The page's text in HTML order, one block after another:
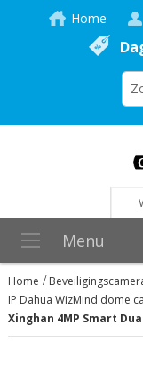
Home
Menu
Home
IP Dahua WizMind dome
Xinghan 4MP Smart